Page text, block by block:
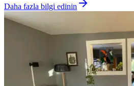
Daha fazla bilgi edinin